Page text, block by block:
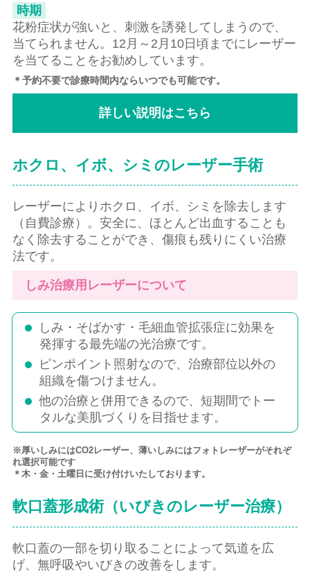
時期
花粉症状が強いと、刺激を誘発してしまうので、
当てられません。12月～2月10日頃までにレーザー
を当てることをお勧めしています。
＊予約不要で診療時間内ならいつでも可能です。
詳しい説明はこちら
ホクロ、イボ、シミのレーザー手術
レーザーによりホクロ、イボ、シミを除去します
（自費診療）。安全に、ほとんど出血することも
なく除去することができ、傷痕も残りにくい治療
法です。
しみ治療用レーザーについて
しみ・そばかす・毛細血管拡張症に効果を
発揮する最先端の光治療です。
ピンポイント照射なので、治療部位以外の
組織を傷つけません。
他の治療と併用できるので、短期間でトー
タルな美肌づくりを目指せます。
※厚いしみにはCO2レーザー、薄いしみにはフォトレーザーがそれぞ
れ選択可能です
＊木・金・土曜日に受け付けいたしております。
軟口蓋形成術（いびきのレーザー治療）
軟口蓋の一部を切り取ることによって気道を広
げ、無呼吸やいびきの改善をします。